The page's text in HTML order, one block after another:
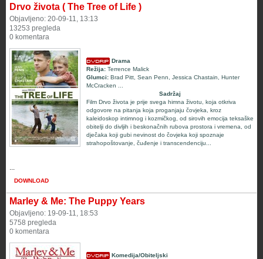
Drvo života ( The Tree of Life )
Objavljeno: 20-09-11, 13:13
13253 pregleda
0 komentara
Drama
Režija: Terrence Malick
Glumci: Brad Pitt, Sean Penn, Jessica Chastain, Hunter
McCracken
Sadržaj
Film Drvo života je prije svega himna životu, koja otkriva
odgovore na pitanja koja proganjaju čovjeka, kroz
kaleidoskop intimnog i kozmičkog, od sirovih emocija teksaške
obitelji do divljih i beskonačnih rubova prostora i vremena, od
dječaka koji gubi nevinost do čovjeka koji spoznaje
strahopoštovanje, čuđenje i transcendenciju...
...
DOWNLOAD
Marley & Me: The Puppy Years
Objavljeno: 19-09-11, 18:53
5758 pregleda
0 komentara
Komedija/Obiteljski